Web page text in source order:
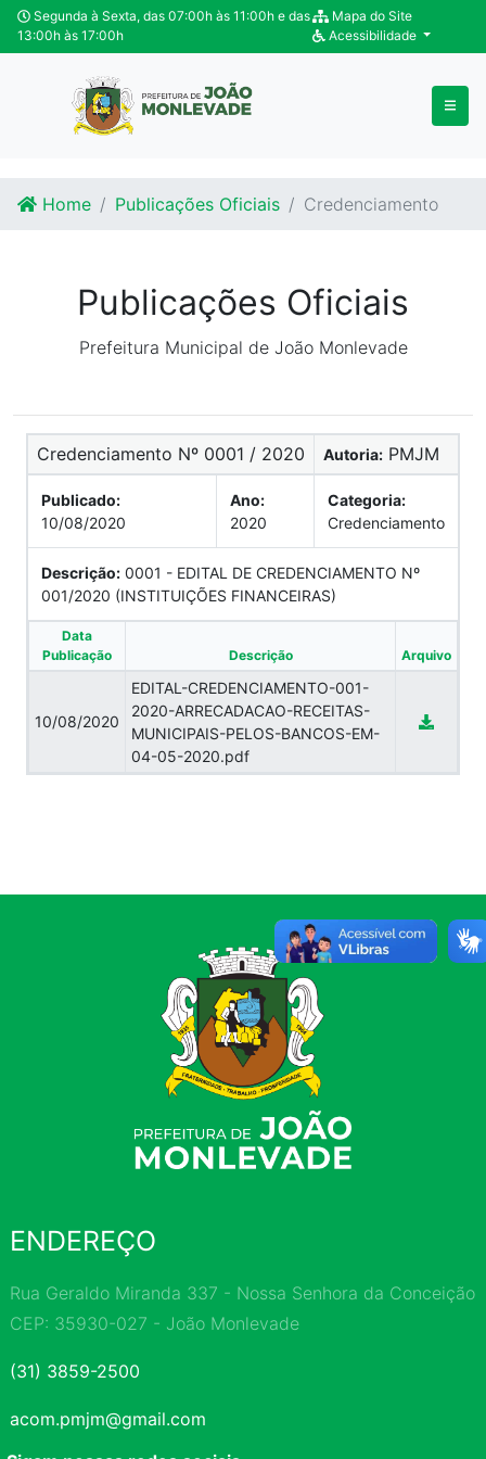
Ir para o conteúdo
Ir para o fim do conteúdo
Segunda à Sexta, das 07:00h às 11:00h e das
13:00h às 17:00h
Mapa do Site
Acessibilidade
Home Publicações Oficiais Credenciamento
Publicações Oficiais
Prefeitura Municipal de João Monlevade
Credenciamento Nº 0001 / 2020 Autoria: PMJM
Publicado:
10/08/2020
Ano:
2020
Categoria:
Credenciamento
Descrição: 0001 - EDITAL DE CREDENCIAMENTO Nº
001/2020 (INSTITUIÇÕES FINANCEIRAS)
Data
Publicação
Descrição Arquivo
10/08/2020
EDITAL-CREDENCIAMENTO-001-
2020-ARRECADACAO-RECEITAS-
MUNICIPAIS-PELOS-BANCOS-EM-
04-05-2020.pdf
ENDEREÇO
Rua Geraldo Miranda 337 - Nossa Senhora da Conceição
CEP: 35930-027 - João Monlevade
(31) 3859-2500
acom.pmjm@gmail.com